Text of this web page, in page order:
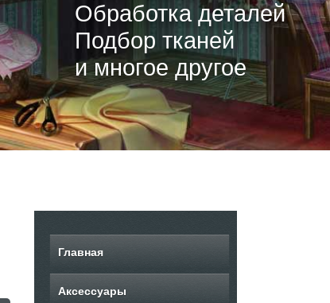
Обработка деталей
Подбор тканей
и многое другое
Главная
Аксессуары